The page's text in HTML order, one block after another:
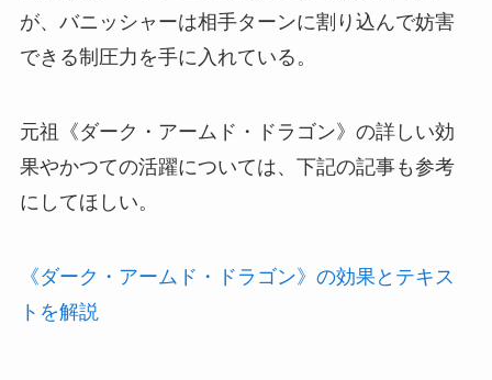
が、バニッシャーは相手ターンに割り込んで妨害
できる制圧力を手に入れている。
元祖《ダーク・アームド・ドラゴン》の詳しい効
果やかつての活躍については、下記の記事も参考
にしてほしい。
《ダーク・アームド・ドラゴン》の効果とテキス
トを解説